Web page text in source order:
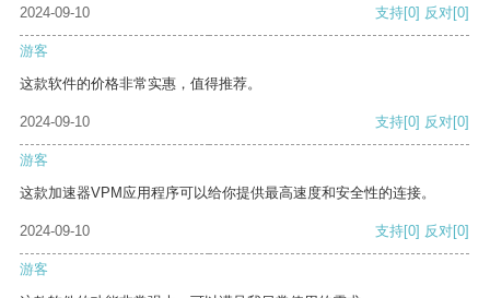
2024-09-10 支持[0] 反对[0]
游客
这款软件的价格非常实惠，值得推荐。
2024-09-10 支持[0] 反对[0]
游客
这款加速器VPM应用程序可以给你提供最高速度和安全性的连接。
2024-09-10 支持[0] 反对[0]
游客